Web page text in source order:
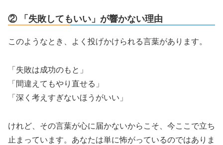
② 「失敗してもいい」が響かない理由
このようなとき、よく投げかけられる言葉があります。
「失敗は成功のもと」
「間違えてもやり直せる」
「深く考えすぎないほうがいい」
けれど、その言葉が心に届かないからこそ、今ここで立ち
止まっています。あなたは単に怖がっているのではありま